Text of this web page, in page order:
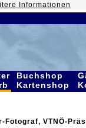
Informationen
Buchshop
Kartenshop
Fotograf, VTNÖ-